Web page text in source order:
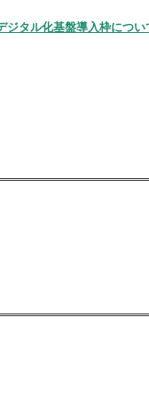
ジタル化基盤導入枠につい